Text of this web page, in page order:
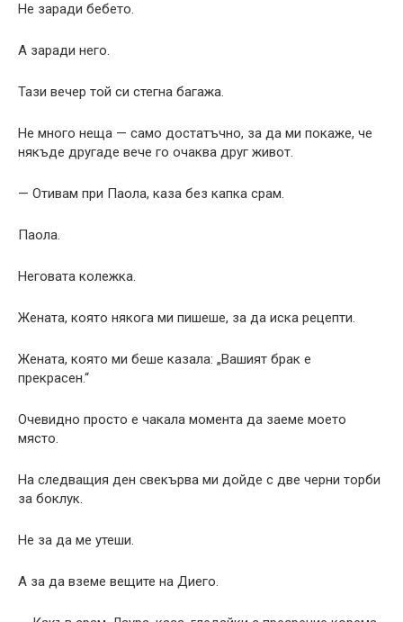
Не заради бебето.
А заради него.
Тази вечер той си стегна багажа.
Не много неща — само достатъчно, за да ми покаже, че
някъде другаде вече го очаква друг живот.
— Отивам при Паола, каза без капка срам.
Паола.
Неговата колежка.
Жената, която някога ми пишеше, за да иска рецепти.
Жената, която ми беше казала: „Вашият брак е
прекрасен.“
Очевидно просто е чакала момента да заеме моето
място.
На следващия ден свекърва ми дойде с две черни торби
за боклук.
Не за да ме утеши.
А за да вземе вещите на Диего.